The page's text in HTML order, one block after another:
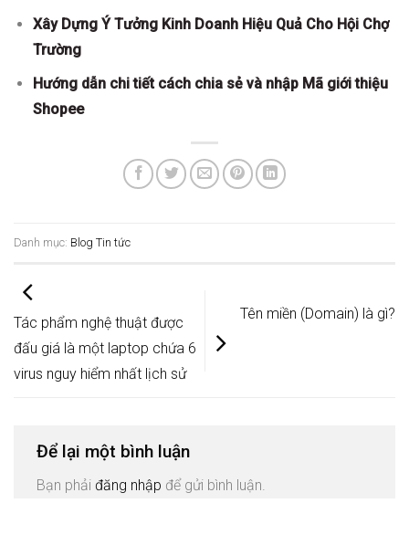
Xây Dựng Ý Tưởng Kinh Doanh Hiệu Quả Cho Hội Chợ
Trường
Hướng dẫn chi tiết cách chia sẻ và nhập Mã giới thiệu
Shopee
Danh mục: Blog Tin tức
Tác phẩm nghệ thuật được
đấu giá là một laptop chứa 6
virus nguy hiểm nhất lịch sử
Tên miền (Domain) là gì?
Để lại một bình luận
Bạn phải đăng nhập để gửi bình luận.